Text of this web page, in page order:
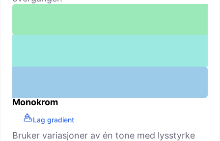
Monokrom
Lag gradient
Bruker variasjoner av én tone med lysstyrke